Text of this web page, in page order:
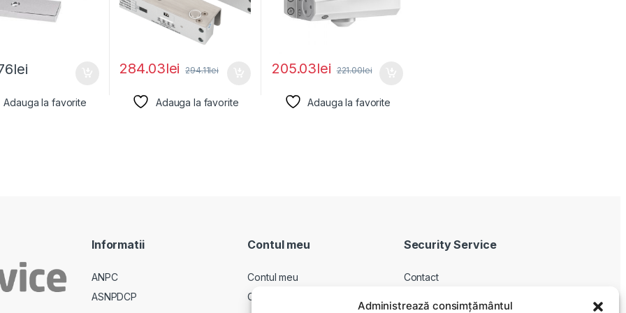
Administrează consimțământul
lei
Adauga la favorite
284.03lei 294.11lei
Adauga la favorite
205.03lei 221.00lei
Adauga la favorite
Informatii
ANPC
ASNPDCP
Contul meu
Contul meu
Comenzi
Security Service
Contact